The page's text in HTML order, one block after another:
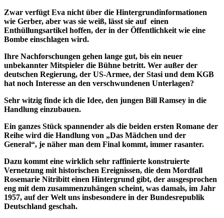
Zwar verfügt Eva nicht über die Hintergrundinformationen
wie Gerber, aber was sie weiß, lässt sie auf einen
Enthüllungsartikel hoffen, der in der Öffentlichkeit wie eine
Bombe einschlagen wird.
Ihre Nachforschungen gehen lange gut, bis ein neuer
unbekannter Mitspieler die Bühne betritt. Wer außer der
deutschen Regierung, der US-Armee, der Stasi und dem KGB
hat noch Interesse an den verschwundenen Unterlagen?
Sehr witzig finde ich die Idee, den jungen Bill Ramsey in die
Handlung einzubauen.
Ein ganzes Stück spannender als die beiden ersten Romane der
Reihe wird die Handlung von „Das Mädchen und der
General“, je näher man dem Final kommt, immer rasanter.
Dazu kommt eine wirklich sehr raffinierte konstruierte
Vernetzung mit historischen Ereignissen, die dem Mordfall
Rosemarie Nitribitt einen Hintergrund gibt, der ausgesprochen
eng mit dem zusammenzuhängen scheint, was damals, im Jahr
1957, auf der Welt uns insbesondere in der Bundesrepublik
Deutschland geschah.